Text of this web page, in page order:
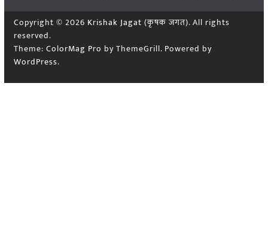
Copyright © 2026 Krishak Jagat (कृषक जगत). All rights
reserved.
Theme: ColorMag Pro by ThemeGrill. Powered by
WordPress.